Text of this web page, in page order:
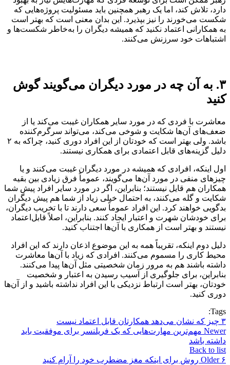
دارد، تلاش کند، اما یک رهبر همچنین باید مسئولیت پروژه‌هایی که
شکست می‌خورند را نیز بپذیرد. این بدان معنی است که بهتر است
به همکارانی اعتماد نکنید که همیشه دیگران را به‌خاطر شکست‌‌ها و
اشتباهات خود سرزنش می‌کنند.
۳. به آن چه در مورد دیگران می‌گویند گوش
کنید
معاشرت با فردی که در مورد سایر همکاران غیبت می‌کند یا از
ضعف‌های آن‌ها شکایت و شوخی می‌کند، می‌تواند سرگرم‌کننده
باشد. ولی بهتر است که خودتان از این افراد دوری کنید، چراکه به ۲
دلیل گزینه‌های قابل اعتمادی برای همکاری نیستند.
اول اینکه، افرادی که همیشه در مورد دیگران غیبت می‌کنند و یا
چیزهای منفی در مورد آن‌ها می‌گویند، عموماً فرق زیادی بین بقیه
همکاران هم قایل نیستند؛ بنابراین، اگر در مورد سایر افراد پیش شما
شکایت و گله می‌کنند، به احتمال خیلی زیاد از شما هم پیش دیگران
بدگویی خواهند کرد. این افراد عموماً سعی دارند تا با تخریب دیگران،
برای خودشان شهرت و اعتبار ایجاد کنند. بنابراین، اصلاً قابل‌اعتماد
نیستند و بهتر است از همکاری با آن‌ها اجتناب کنید.
دلیل دوم اینکه، تقریباً همه به این موضوع اذعان دارند که این افراد
محیط کاری را مسموم می‌کنند. افرادی که زیاد با آن‌ها معاشرت
داشته باشند هم به مرور زمان شخصیتی مثل آن‌ها پیدا می‌کنند.
بنابراین، برای جلوگیری از آسیب رسیدن به اعتبار و شخصیت
خودتان، بهتر است ارتباط نزدیکی با این افراد نداشته باشید و از آن‌ها
دوری کنید.
Tags:
۳ چیز که نشان می‌دهد همکارتان قابل اعتماد نیست
Newer مهم‌ترین مهارت‌هایی که یک فریلنسر برای موفقیت باید
داشته باشد
Back to list
Older ۶ روش برای اینکه مغز مضطرب خود را آرام کنید